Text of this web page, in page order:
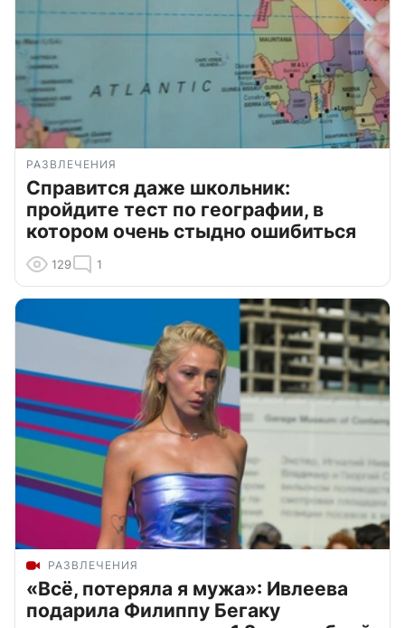
РАЗВЛЕЧЕНИЯ
Справится даже школьник:
пройдите тест по географии, в
котором очень стыдно ошибиться
129 1
РАЗВЛЕЧЕНИЯ
«Всё, потеряла я мужа»: Ивлеева
подарила Филиппу Бегаку